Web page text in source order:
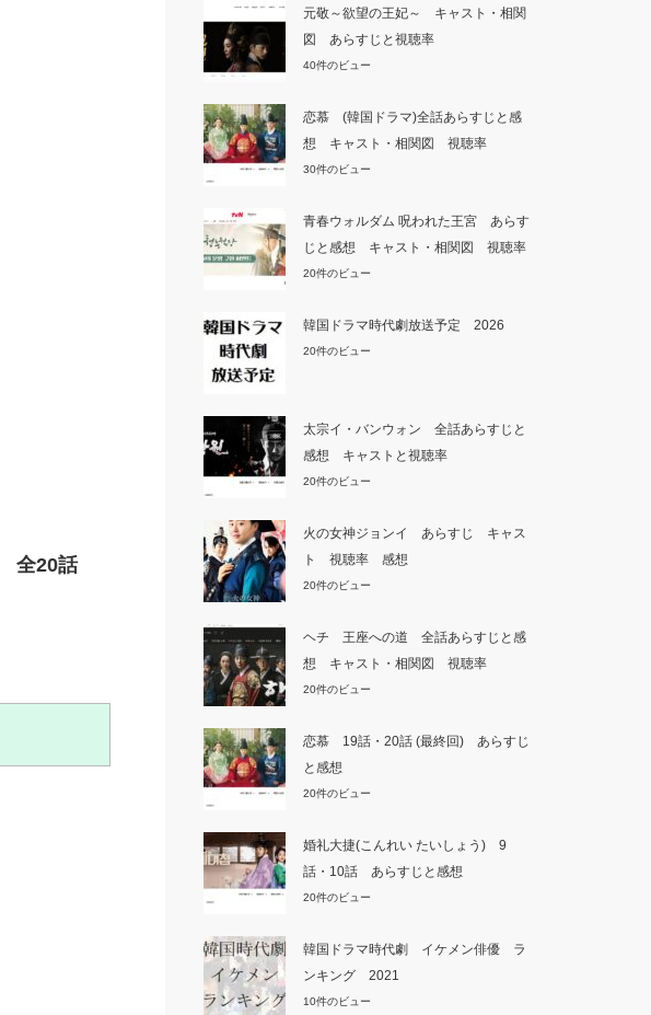
全20話
元敬～欲望の王妃～ キャスト・相関
図 あらすじと視聴率
40件のビュー
恋慕 (韓国ドラマ)全話あらすじと感
想 キャスト・相関図 視聴率
30件のビュー
青春ウォルダム 呪われた王宮 あらす
じと感想 キャスト・相関図 視聴率
20件のビュー
韓国ドラマ時代劇放送予定 2026
20件のビュー
太宗イ・バンウォン 全話あらすじと
感想 キャストと視聴率
20件のビュー
火の女神ジョンイ あらすじ キャス
ト 視聴率 感想
20件のビュー
ヘチ 王座への道 全話あらすじと感
想 キャスト・相関図 視聴率
20件のビュー
恋慕 19話・20話 (最終回) あらすじ
と感想
20件のビュー
婚礼大捷(こんれい たいしょう) 9
話・10話 あらすじと感想
20件のビュー
韓国ドラマ時代劇 イケメン俳優 ラ
ンキング 2021
10件のビュー